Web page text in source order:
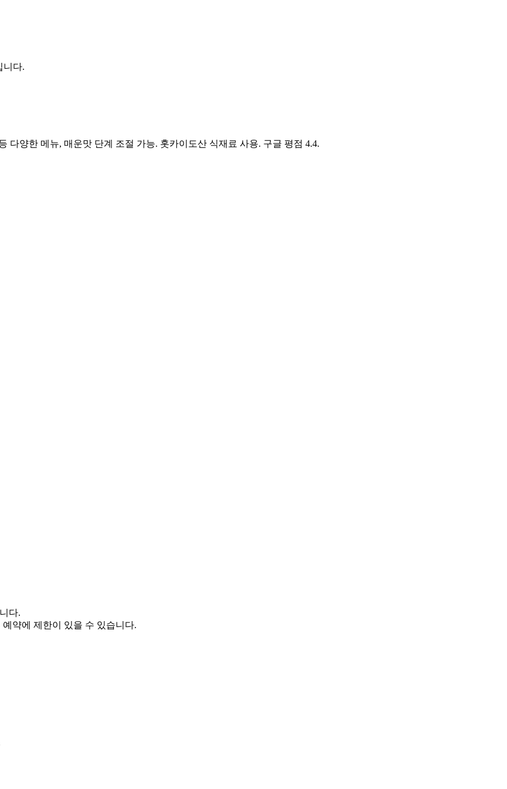
니다.
다양한 메뉴, 매운맛 단계 조절 가능. 홋카이도산 식재료 사용. 구글 평점 4.4.
다.
약에 제한이 있을 수 있습니다.